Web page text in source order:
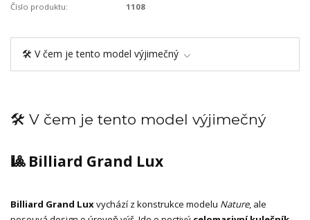
Číslo produktu: 1108
🛠️ V čem je tento model výjimečný
🛠️ V čem je tento model výjimečný
🎱 Billiard Grand Lux
Billiard Grand Luxvychází z konstrukce modelu Nature, ale